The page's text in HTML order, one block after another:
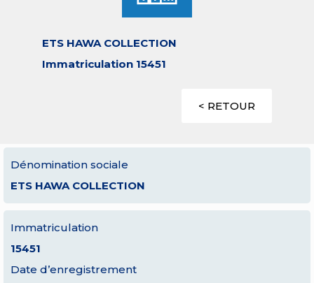
ETS HAWA COLLECTION
Immatriculation 15451
< RETOUR
Dénomination sociale
ETS HAWA COLLECTION
Immatriculation
15451
Date d’enregistrement